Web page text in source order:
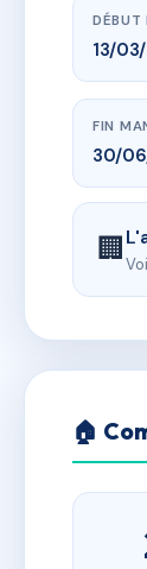
DÉBUT
13/
FIN
30/
🏢
🏠